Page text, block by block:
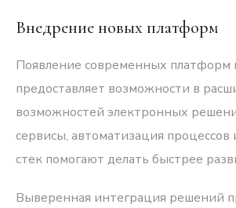
Внедрение новых платформ
Появление современных платформ
предоставляет возможности в
возможностей электронных
сервисы, автоматизация
стек помогают делать быстрее
Выверенная интеграция решений